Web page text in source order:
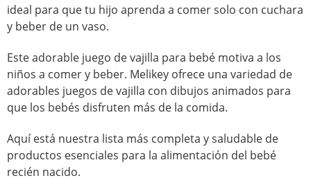
ideal para que tu hijo aprenda a comer solo con cuchara
y beber de un vaso.
Este adorable juego de vajilla para bebé motiva a los
niños a comer y beber. Melikey ofrece una variedad de
adorables juegos de vajilla con dibujos animados para
que los bebés disfruten más de la comida.
Aquí está nuestra lista más completa y saludable de
productos esenciales para la alimentación del bebé
recién nacido.